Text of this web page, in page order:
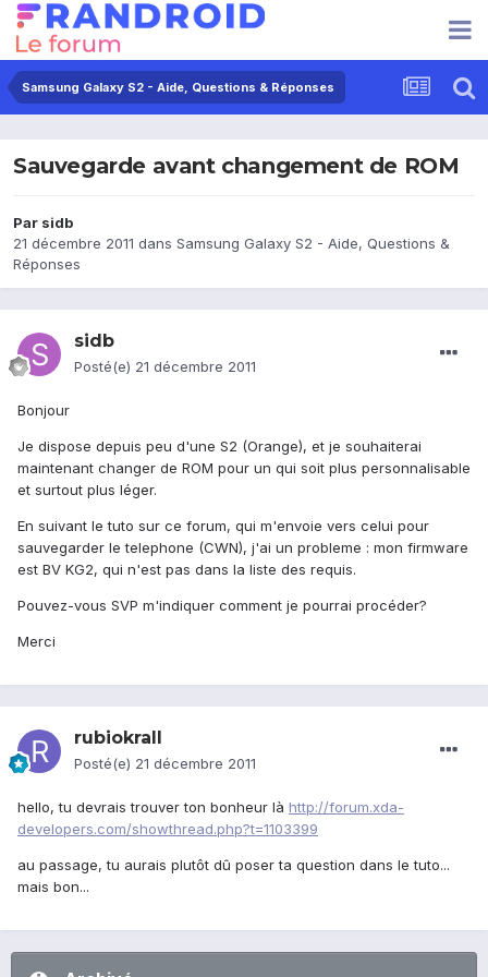
Samsung Galaxy S2 - Aide, Questions & Réponses
Sauvegarde avant changement de ROM
Par sidb
21 décembre 2011 dans Samsung Galaxy S2 - Aide, Questions &
Réponses
sidb
Posté(e) 21 décembre 2011
Bonjour
Je dispose depuis peu d'une S2 (Orange), et je souhaiterai
maintenant changer de ROM pour un qui soit plus personnalisable
et surtout plus léger.
En suivant le tuto sur ce forum, qui m'envoie vers celui pour
sauvegarder le telephone (CWN), j'ai un probleme : mon firmware
est BV KG2, qui n'est pas dans la liste des requis.
Pouvez-vous SVP m'indiquer comment je pourrai procéder?
Merci
rubiokrall
Posté(e) 21 décembre 2011
hello, tu devrais trouver ton bonheur là http://forum.xda-
developers.com/showthread.php?t=1103399
au passage, tu aurais plutôt dû poser ta question dans le tuto...
mais bon...